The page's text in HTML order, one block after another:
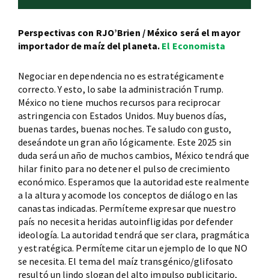
Perspectivas con RJO’Brien / México será el mayor
importador de maíz del planeta. El Economista
Negociar en dependencia no es estratégicamente
correcto. Y esto, lo sabe la administración Trump.
México no tiene muchos recursos para reciprocar
astringencia con Estados Unidos. Muy buenos días,
buenas tardes, buenas noches. Te saludo con gusto,
deseándote un gran año lógicamente. Este 2025 sin
duda será un año de muchos cambios, México tendrá que
hilar finito para no detener el pulso de crecimiento
económico. Esperamos que la autoridad este realmente
a la altura y acomode los conceptos de diálogo en las
canastas indicadas. Permíteme expresar que nuestro
país no necesita heridas autoinfligidas por defender
ideología. La autoridad tendrá que ser clara, pragmática
y estratégica. Permíteme citar un ejemplo de lo que NO
se necesita. El tema del maíz transgénico/glifosato
resultó un lindo slogan del alto impulso publicitario,